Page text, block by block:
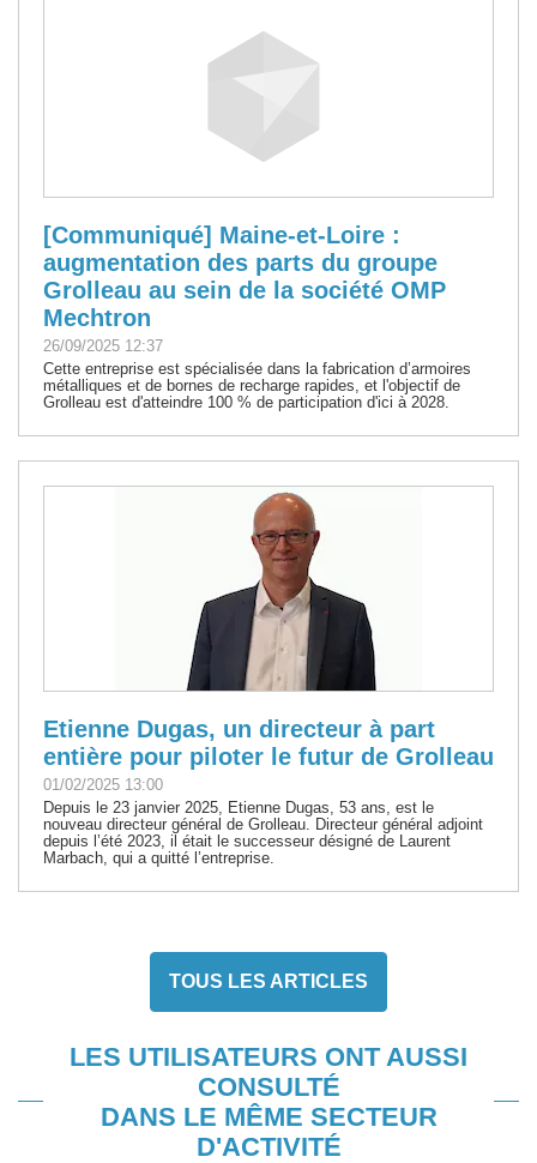
[Communiqué] Maine-et-Loire :
augmentation des parts du groupe
Grolleau au sein de la société OMP
Mechtron
26/09/2025 12:37
Cette entreprise est spécialisée dans la fabrication d’armoires
métalliques et de bornes de recharge rapides, et l'objectif de
Grolleau est d'atteindre 100 % de participation d'ici à 2028.
Etienne Dugas, un directeur à part
entière pour piloter le futur de Grolleau
01/02/2025 13:00
Depuis le 23 janvier 2025, Etienne Dugas, 53 ans, est le
nouveau directeur général de Grolleau. Directeur général adjoint
depuis l’été 2023, il était le successeur désigné de Laurent
Marbach, qui a quitté l’entreprise.
TOUS LES ARTICLES
LES UTILISATEURS ONT AUSSI
CONSULTÉ
DANS LE MÊME SECTEUR
D'ACTIVITÉ